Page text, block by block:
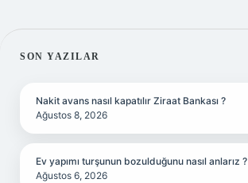
SIDEBAR
SON YAZILAR
Nakit avans nasıl kapatılır Ziraat Bankası ?
Ağustos 8, 2026
Ev yapımı turşunun bozulduğunu nasıl anlarız ?
Ağustos 6, 2026